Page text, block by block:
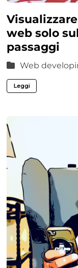
web solo
passaggi
Web
Leggi